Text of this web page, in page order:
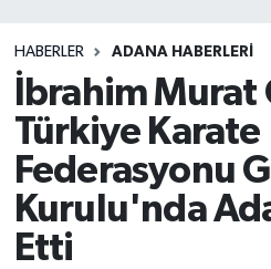
HABERLER ADANA HABERLERI
İbrahim
Türkiye Karate
Federasyonu
Kurulu'nda
Etti
Eğitim
Siyaset
Ekonomi
Kadın
Tüm Manşetler
Son Dakika Haberleri
Haber Arşivi